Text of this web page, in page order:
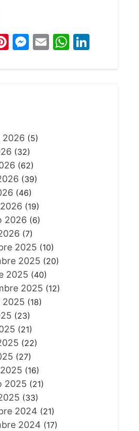
Pinterest
Messenger
Email
2026 (5)
(32)
(62)
(39)
(46)
(19)
2026 (6)
(7)
2025 (10)
2025 (20)
2025 (40)
2025 (12)
2025 (18)
(23)
(21)
(22)
(27)
(16)
2025 (21)
(33)
2024 (21)
2024 (17)